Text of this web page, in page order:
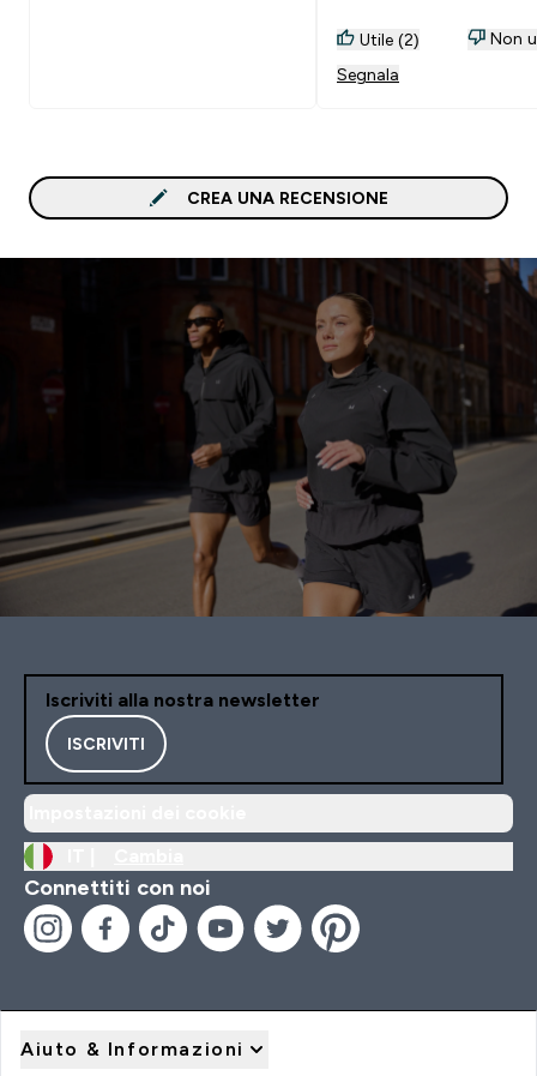
Utile (2)
Non
Segnala
CREA UNA RECENSIONE
Iscriviti alla nostra newsletter
ISCRIVITI
Connettiti con noi
Aiuto & Informazioni